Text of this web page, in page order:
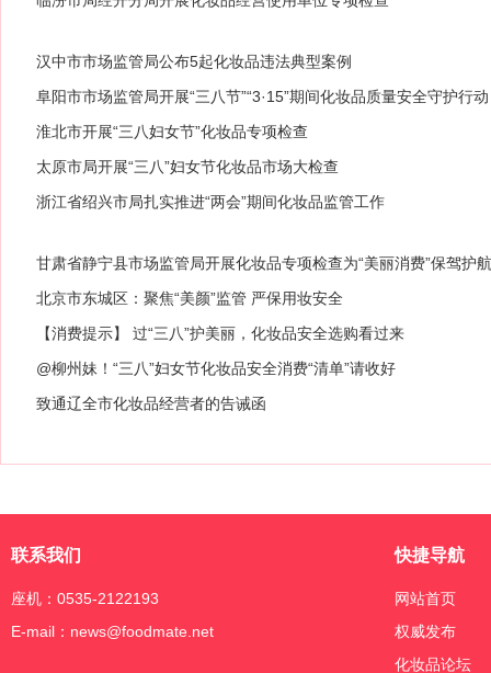
汉中市市场监管局公布5起化妆品违法典型案例
阜阳市市场监管局开展“三八节”“3·15”期间化妆品质量安全守护行动
淮北市开展“三八妇女节”化妆品专项检查
太原市局开展“三八”妇女节化妆品市场大检查
浙江省绍兴市局扎实推进“两会”期间化妆品监管工作
甘肃省静宁县市场监管局开展化妆品专项检查为“美丽消费”保驾护航
北京市东城区：聚焦“美颜”监管 严保用妆安全
【消费提示】 过“三八”护美丽，化妆品安全选购看过来
@柳州妹！“三八”妇女节化妆品安全消费“清单”请收好
致通辽全市化妆品经营者的告诫函
联系我们
座机：0535-2122193
E-mail：news@foodmate.net
快捷导航
网站首页
权威发布
化妆品论坛